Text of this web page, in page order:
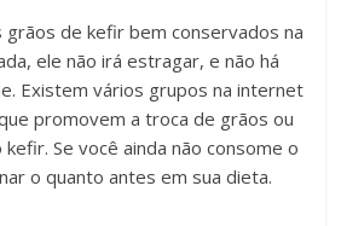
grãos de kefir bem conservados na
ele não irá estragar, e não há
Existem vários grupos na internet
promovem a troca de grãos ou
Se você ainda não consome o
o quanto antes em sua dieta.